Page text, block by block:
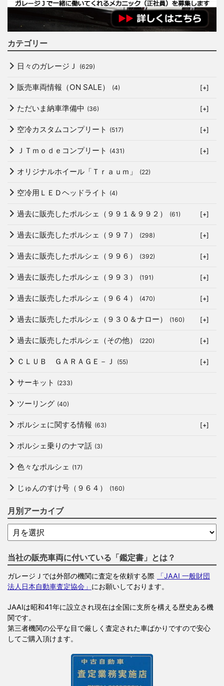
カテゴリー
日々のガレージＪ (629)
販売車両情報（ON SALE） (4) [+]
ただいま納車準備中 (36) [+]
空冷カスタムコンプリート (517) [+]
ＪＴｍｏｄｅコンプリート (431) [+]
オリジナルホイール「Ｔｒａｕｍ」 (22)
空冷用ＬＥＤヘッドライト (4)
過去に販売したポルシェ（９９１＆９９２） (61) [+]
過去に販売したポルシェ（９９７） (298) [+]
過去に販売したポルシェ（９９６） (392) [+]
過去に販売したポルシェ（９９３） (191) [+]
過去に販売したポルシェ（９６４） (470) [+]
過去に販売したポルシェ（９３０＆ナロー） (160) [+]
過去に販売したポルシェ（その他） (220) [+]
ＣＬＵＢ ＧＡＲＡＧＥ－Ｊ (55) [+]
サーキット (233)
ツーリング (40)
ポルシェに関する情報 (63) [+]
ポルシェ乗りのナマ話 (3)
色々なポルシェ (17)
じゅんのすけ号（９６４） (160)
月別アーカイブ
当社の販売車両に付いている「鑑定書」とは？
ガレージＪでは外部の機関に査定を依頼する際
「JAAI 一般財団
法人日本自動車査定協会」 にお願いしております。
JAAIは昭和41年に設立され現在は全国に支所を構える歴史ある機
関です。
第三者機関の公平な目で厳しく査定された車ばかりですので安心
してご購入頂けます。